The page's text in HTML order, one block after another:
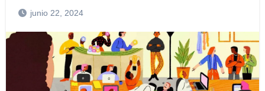
junio 22, 2024